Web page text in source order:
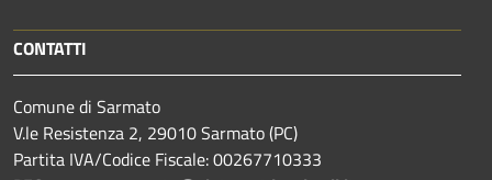
CONTATTI
Comune di Sarmato
V.le Resistenza 2, 29010 Sarmato (PC)
Partita IVA/Codice Fiscale: 00267710333